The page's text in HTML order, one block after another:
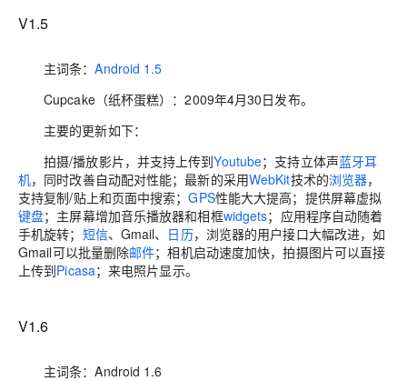
V1.5
主词条：Android 1.5
Cupcake（纸杯蛋糕）：2009年4月30日发布。
主要的更新如下：
拍摄/播放影片，并支持上传到Youtube；支持立体声蓝牙耳
机，同时改善自动配对性能；最新的采用WebKit技术的浏览器，
支持复制/贴上和页面中搜索；GPS性能大大提高；提供屏幕虚拟
键盘；主屏幕增加音乐播放器和相框widgets；应用程序自动随着
手机旋转； 短信、Gmail、 日历，浏览器的用户接口大幅改进，如
Gmail可以批量删除邮件；相机启动速度加快，拍摄图片可以直接
上传到Picasa；来电照片显示。
V1.6
主词条：Android 1.6